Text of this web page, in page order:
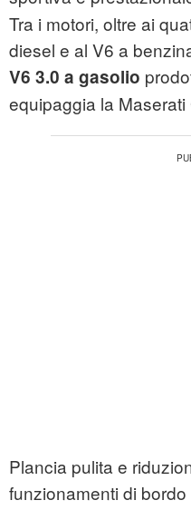
Tra i motori, oltre ai
diesel e al V6 a
V6 3.0 a gasolio
equipaggia la Maserati
Plancia pulita e
funzionamenti di